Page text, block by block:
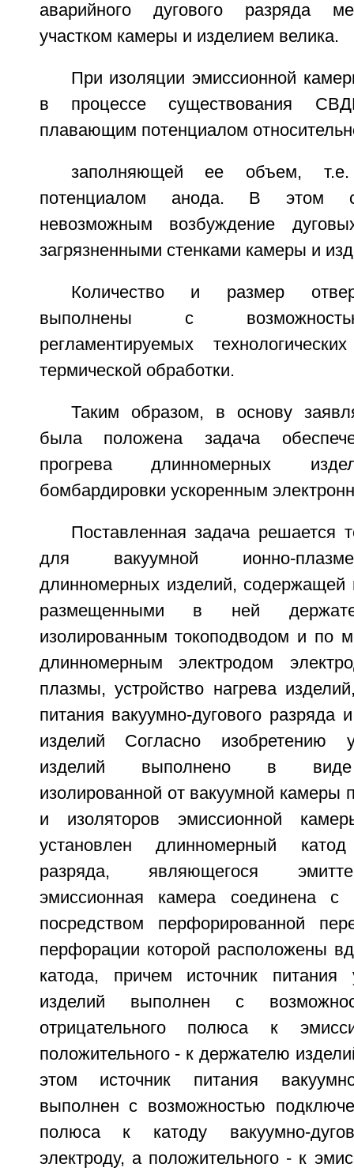
аварийного дугового разряда
участком камеры и изделием велика.
При изоляции эмиссионной
в процессе существования
плавающим потенциалом
заполняющей ее объем, т.е.
потенциалом анода. В этом
невозможным возбуждение
загрязненными стенками камеры и
Количество и размер
выполнены с
регламентируемых
термической обработки.
Таким образом, в основу
была положена задача
прогрева длинномерных
бомбардировки ускоренным
Поставленная задача решается
для вакуумной ионно-
длинномерных изделий, содержащей
размещенными в ней
изолированным токоподводом и по
длинномерным электродом
плазмы, устройство нагрева
питания вакуумно-дугового разряда
изделий Согласно изобретению
изделий выполнено в виде
изолированной от вакуумной камеры
и изоляторов эмиссионной
установлен длинномерный катод
разряда, являющегося
эмиссионная камера соединена с
посредством перфорированной
перфорации которой расположены
катода, причем источник питания
изделий выполнен с
отрицательного полюса к
положительного - к держателю
этом источник питания
выполнен с возможностью
полюса к катоду вакуумно-
электроду, а положительного - к